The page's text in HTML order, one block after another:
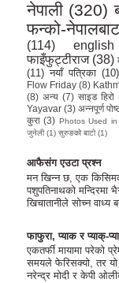
नेपाली (320)
फन्को-नेपालबाट
(114)
english
फाइँफुट्टीराज (38)
(11) नयाँ पत्रिका (10)
Flow Friday (8)
(8) अन्य (7) साइड हिरो
Yayavar (3) अन्नपूर्ण
कुरा (3) Photos Used
जुनेली (1) सुरुङको बाटो (1)
आफैसंग एउटा प्रश्न
मन खिन्न छ, एक
पशुपतिनाथको मन्दिरमा
खिचातानीले सोच्न वाध्य
फाफुरा, प्याक र प्याक्-
एकतर्फी मायामा परेको
समयले फेरिसक्यो, तर
नरेन्द्र मोदी र केपी